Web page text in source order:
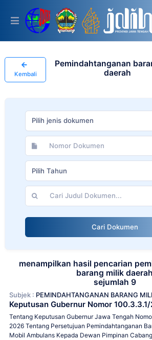
This
includes
accessibility
Kembali
Pemindahtanganan
daerah
Pilih jenis dokumen
Pilih Tahun
Cari Dokumen
menampilkan hasil pencarian
barang milik daerah
sejumlah 9
Subjek : PEMINDAHTANGANAN BARANG
Keputusan Gubernur Nomor
Tentang Keputusan Gubernur Jawa Tengah
2026 Tentang Persetujuan Pemindahtanganan
Mobil Ambulans Kepada Dewan Pimpinan